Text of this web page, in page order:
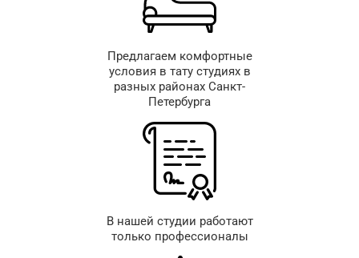
Предлагаем комфортные
условия в тату студиях в
разных районах Санкт-
Петербурга
В нашей студии работают
только профессионалы